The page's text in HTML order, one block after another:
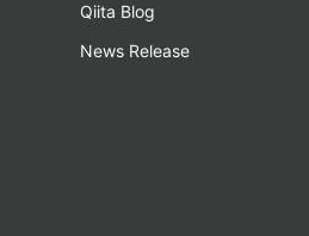
Qiita Blog
News Release